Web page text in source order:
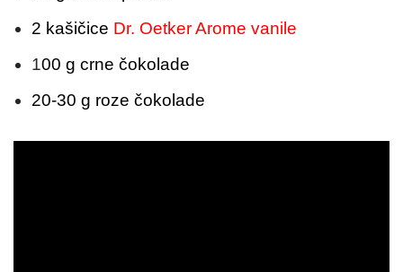
2 kašičice Dr. Oetker Arome vanile
100 g crne čokolade
20-30 g roze čokolade